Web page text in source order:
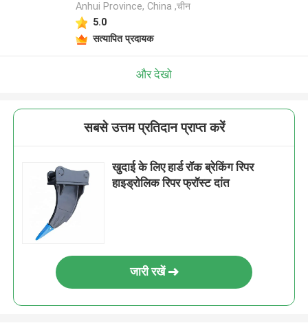
Anhui Province, China ,चीन
5.0
सत्यापित प्रदायक
और देखो
सबसे उत्तम प्रतिदान प्राप्त करें
खुदाई के लिए हार्ड रॉक ब्रेकिंग रिपर
हाइड्रोलिक रिपर फ्रॉस्ट दांत
जारी रखें